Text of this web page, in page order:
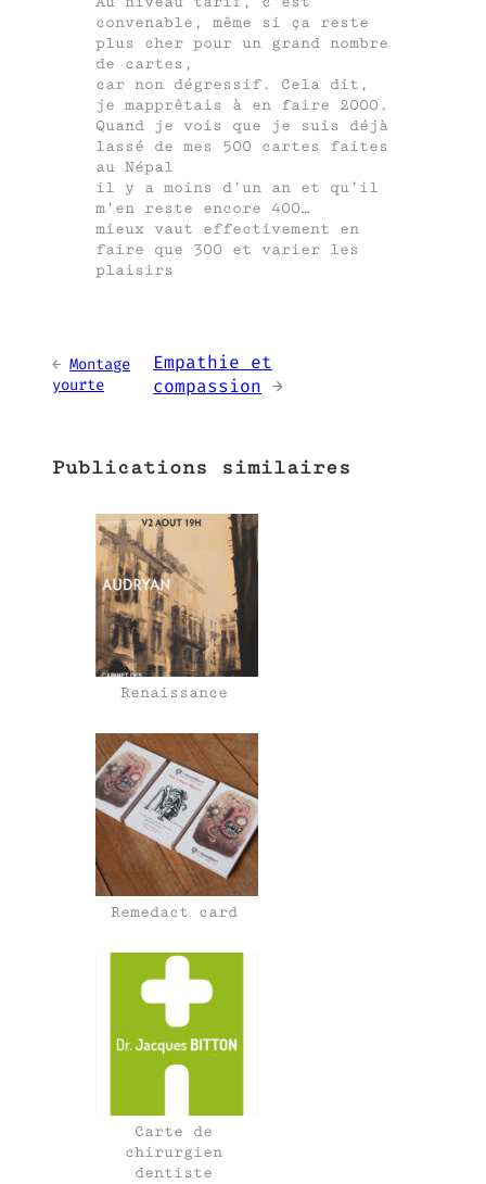
convenable, même si ça reste
plus cher pour un grand nombre
de cartes,
car non dégressif. Cela dit,
je mapprêtais à en faire 2000.
Quand je vois que je suis déjà
lassé de mes 500 cartes faites
au Népal
il y a moins d’un an et qu’il
m’en reste encore 400…
mieux vaut effectivement en
faire que 300 et varier les
plaisirs
← Montage
yourte
Empathie et
compassion →
Publications similaires
Renaissance
Remedact card
Carte de
chirurgien
dentiste